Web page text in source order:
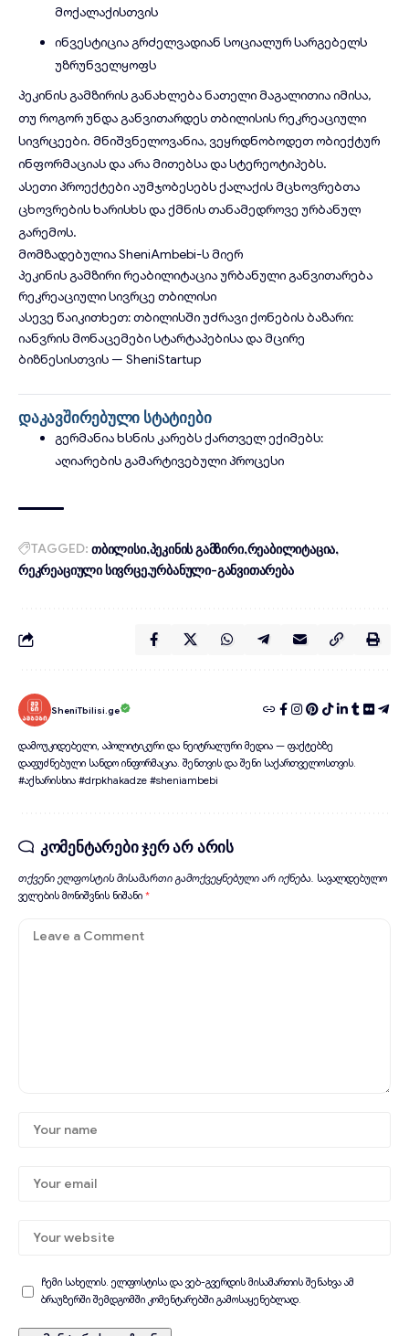
მოქალაქისთვის
ინვესტიცია გრძელვადიან სოციალურ სარგებელს
უზრუნველყოფს
პეკინის გამზირის განახლება ნათელი მაგალითია იმისა,
თუ როგორ უნდა განვითარდეს თბილისის რეკრეაციული
სივრცეები. მნიშვნელოვანია, ვეყრდნობოდეთ ობიექტურ
ინფორმაციას და არა მითებსა და სტერეოტიპებს.
ასეთი პროექტები აუმჯობესებს ქალაქის მცხოვრებთა
ცხოვრების ხარისხს და ქმნის თანამედროვე ურბანულ
გარემოს.
მომზადებულიაSheniAmbebi-ს მიერ
პეკინის გამზირირეაბილიტაციაურბანული განვითარება
რეკრეაციული სივრცე თბილისი
ასევე წაიკითხეთ:თბილისში უძრავი ქონების ბაზარი:
იანვრის მონაცემები სტარტაპებისა და მცირე
ბიზნესისთვის— SheniStartup
დაკავშირებული სტატიები
გერმანია ხსნის კარებს ქართველ ექიმებს:
აღიარების გამარტივებული პროცესი
TAGGED: თბილისი პეკინის გამზირი რეაბილიტაცია
რეკრეაციული სივრცე ურბანული-განვითარება
SheniTbilisi.ge
დამოუკიდებელი, აპოლიტიკური და ნეიტრალური მედია — ფაქტებზე
დაფუძნებული სანდო ინფორმაცია. შენთვის და შენი საქართველოსთვის.
#აქხარისხია #drpkhakadze #sheniambebi
კომენტარები ჯერ არ არის
თქვენი ელფოსტის მისამართი გამოქვეყნებული არ იქნება. სავალდებულო
ველების მონიშვნის ნიშანი *
ჩემი სახელის. ელფოსტისა და ვებ-გვერდის მისამართის შენახვა ამ
ბრაუზერში შემდგომში კომენტარებში გამოსაყენებლად.